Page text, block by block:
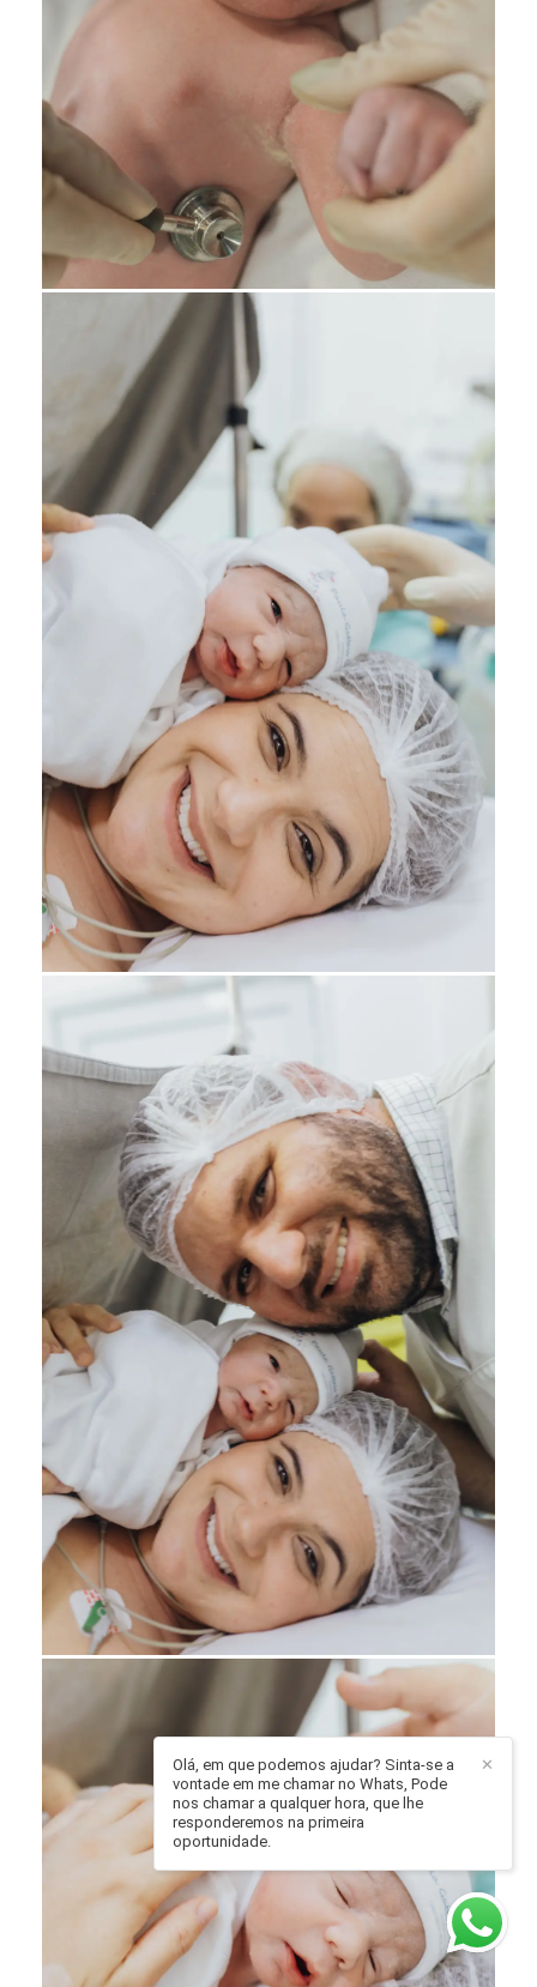
✕
Olá, em que podemos ajudar? Sinta-se a
vontade em me chamar no Whats, Pode
nos chamar a qualquer hora, que lhe
responderemos na primeira
oportunidade.